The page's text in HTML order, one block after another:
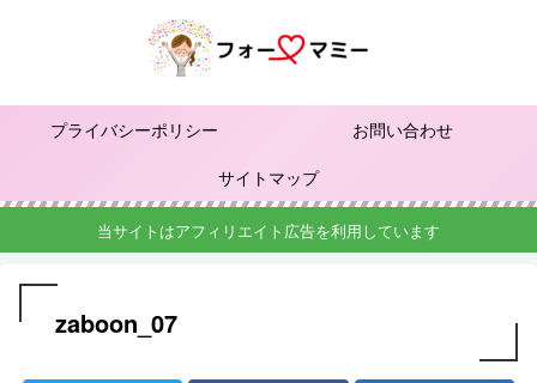
プライバシーポリシー
お問い合わせ
サイトマップ
当サイトはアフィリエイト広告を利用しています
zaboon_07